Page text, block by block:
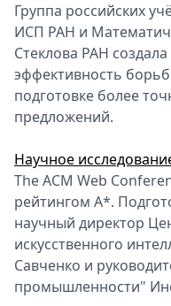
Афиша
Книги
Выставки
Пресс-
релизы
Metro
Стримы
Звезды
Выборы
2026
Скачай
Группа российских
ИСП РАН и
Стеклова РАН
эффективность
подготовке более
предложений.
Научное
The ACM Web
рейтингом A*.
научный директор
искусственного
Савченко и
промышленности"